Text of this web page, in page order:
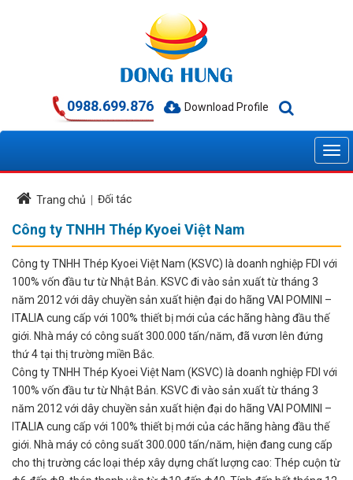
0988.699.876 Download Profile
Trang chủ Đối tác
Công ty TNHH Thép Kyoei Việt Nam
Công ty TNHH Thép Kyoei Việt Nam (KSVC) là doanh nghiệp FDI với
100% vốn đầu tư từ Nhật Bản. KSVC đi vào sản xuất từ tháng 3
năm 2012 với dây chuyền sản xuất hiện đại do hãng VAI POMINI –
ITALIA cung cấp với 100% thiết bị mới của các hãng hàng đầu thế
giới. Nhà máy có công suất 300.000 tấn/năm, đã vươn lên đứng
thứ 4 tại thị trường miền Bắc.
Công ty TNHH Thép Kyoei Việt Nam (KSVC) là doanh nghiệp FDI với
100% vốn đầu tư từ Nhật Bản. KSVC đi vào sản xuất từ tháng 3
năm 2012 với dây chuyền sản xuất hiện đại do hãng VAI POMINI –
ITALIA cung cấp với 100% thiết bị mới của các hãng hàng đầu thế
giới. Nhà máy có công suất 300.000 tấn/năm, hiện đang cung cấp
cho thị trường các loại thép xây dựng chất lượng cao: Thép cuộn từ